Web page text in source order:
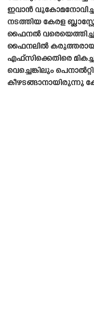
ഇവാൻ
നടത്തിയ കേരള
ഫൈനൽ
ഫൈനലിൽ
എഫ്‌സിക്കെതിരെ
വെച്ചെങ്കിലും
കീഴടങ്ങാനായിരുന്നു